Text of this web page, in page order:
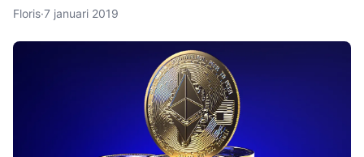
beschermt, leggen we uit in dit artikel. Ook leggen we
Floris·7 januari 2019